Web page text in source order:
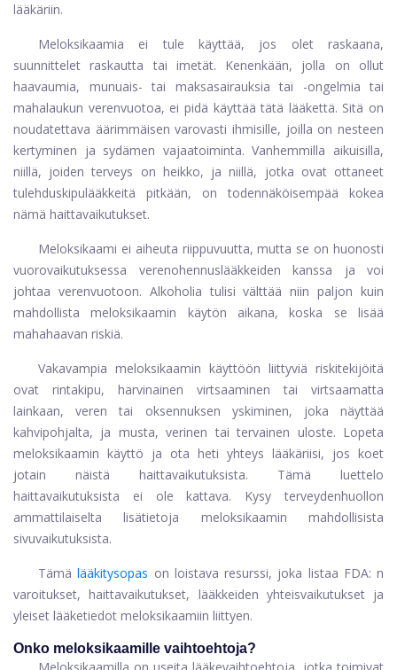
lääkäriin.
Meloksikaamia ei tule käyttää, jos olet raskaana,
suunnittelet raskautta tai imetät. Kenenkään, jolla on ollut
haavaumia, munuais- tai maksasairauksia tai -ongelmia tai
mahalaukun verenvuotoa, ei pidä käyttää tätä lääkettä. Sitä on
noudatettava äärimmäisen varovasti ihmisille, joilla on nesteen
kertyminen ja sydämen vajaatoiminta. Vanhemmilla aikuisilla,
niillä, joiden terveys on heikko, ja niillä, jotka ovat ottaneet
tulehduskipulääkkeitä pitkään, on todennäköisempää kokea
nämä haittavaikutukset.
Meloksikaami ei aiheuta riippuvuutta, mutta se on huonosti
vuorovaikutuksessa verenohennuslääkkeiden kanssa ja voi
johtaa verenvuotoon. Alkoholia tulisi välttää niin paljon kuin
mahdollista meloksikaamin käytön aikana, koska se lisää
mahahaavan riskiä.
Vakavampia meloksikaamin käyttöön liittyviä riskitekijöitä
ovat rintakipu, harvinainen virtsaaminen tai virtsaamatta
lainkaan, veren tai oksennuksen yskiminen, joka näyttää
kahvipohjalta, ja musta, verinen tai tervainen uloste. Lopeta
meloksikaamin käyttö ja ota heti yhteys lääkäriisi, jos koet
jotain näistä haittavaikutuksista. Tämä luettelo
haittavaikutuksista ei ole kattava. Kysy terveydenhuollon
ammattilaiselta lisätietoja meloksikaamin mahdollisista
sivuvaikutuksista.
Tämälääkitysopas on loistava resurssi, joka listaa FDA: n
varoitukset, haittavaikutukset, lääkkeiden yhteisvaikutukset ja
yleiset lääketiedot meloksikaamiin liittyen.
Onko meloksikaamille vaihtoehtoja?